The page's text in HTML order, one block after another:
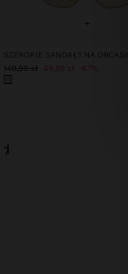
+
SZEROKIE SANDAŁY NA OBCASIE
149,99 zł 49,99 zł 67%